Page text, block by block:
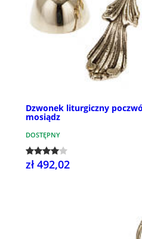
Dzwonek liturgiczny
mosiądz
DOSTĘPNY
zł 492,02